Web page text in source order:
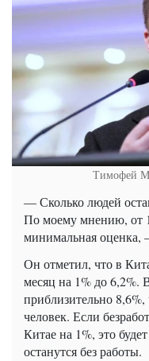
Тимофей
— Сколько людей
По моему мнению, от
минимальная
Он отметил, что в
месяц на 1% до 6,2%.
приблизительно
человек. Если
Китае на 1%, это
останутся без работы.